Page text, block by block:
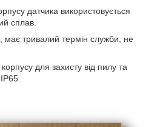
датчика використовується
сплав.
має тривалий термін служби, не
для захисту від пилу та